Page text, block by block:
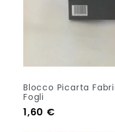
Blocco Picarta
Fogli
Prezzo
1,60 €